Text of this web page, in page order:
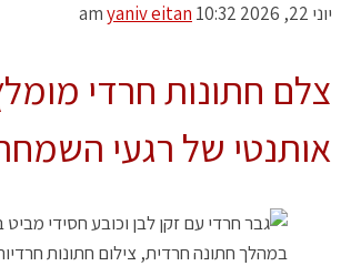
יוני 22, 2026
10:32 am
yaniv eitan
צלם חתונות חרדי
אותנטי של רגעי